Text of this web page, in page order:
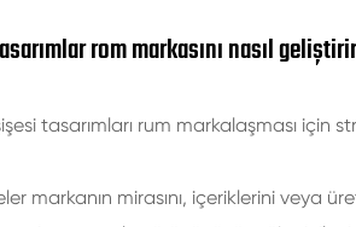
rom markasını nasıl geliştirir
tasarımları rum markalaşması için
markanın mirasını, içeriklerini veya